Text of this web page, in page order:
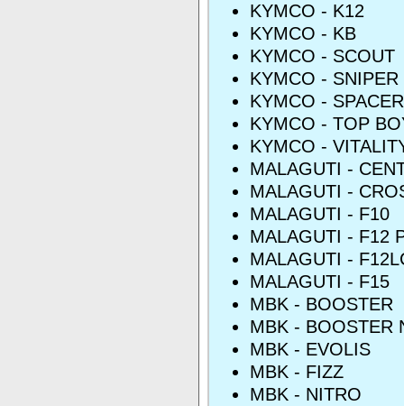
KYMCO - K12
KYMCO - KB
KYMCO - SCOUT
KYMCO - SNIPER
KYMCO - SPACER
KYMCO - TOP
KYMCO -
MALAGUTI -
MALAGUTI -
MALAGUTI - F10
MALAGUTI - F12
MALAGUTI -
MALAGUTI - F15
MBK - BOOSTER
MBK - BOOSTER
MBK - EVOLIS
MBK - FIZZ
MBK - NITRO